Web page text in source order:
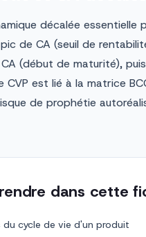
décalée essentielle
de CA (seuil de
(début de maturité),
CVP est lié à la matrice
de prophétie
dans cette
cycle de vie d'un produit